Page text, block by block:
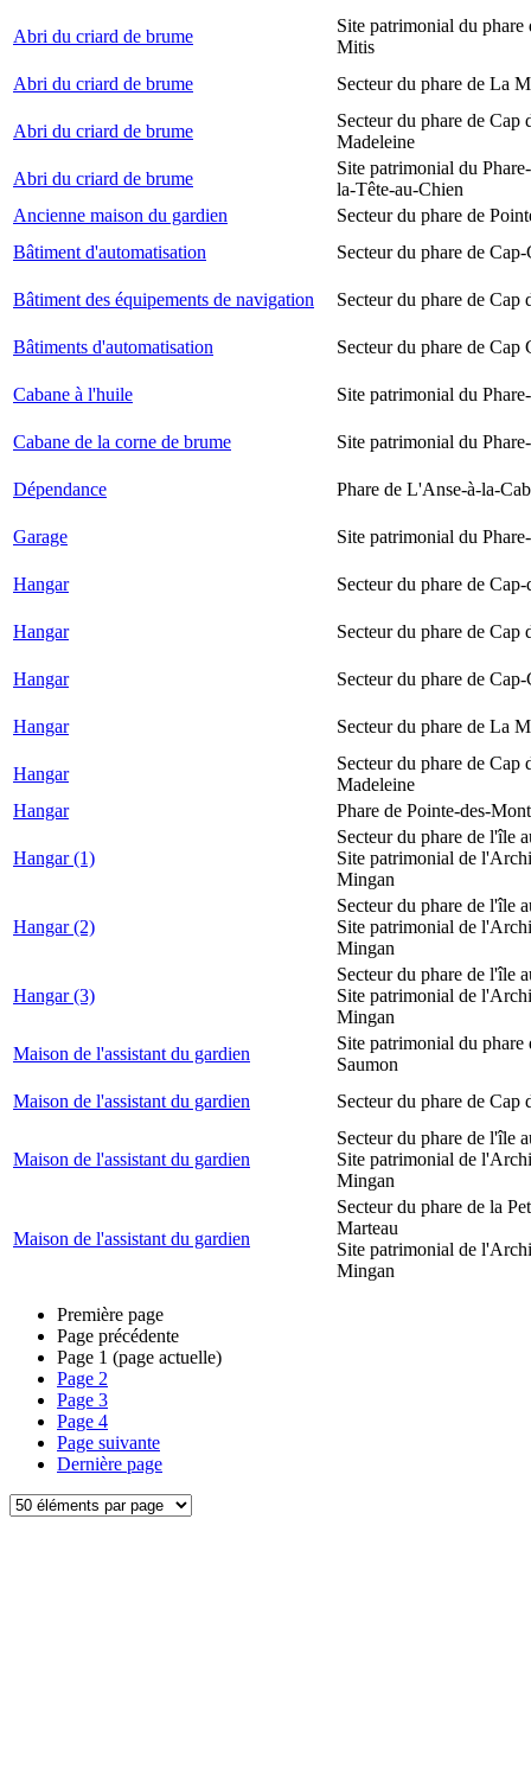
Abri du criard de brume
Site patrimonial du phare
Mitis
Abri du criard de brume
Secteur du phare de La
Abri du criard de brume
Secteur du phare de Cap
Madeleine
Abri du criard de brume
Site patrimonial du
la-Tête-au-Chien
Ancienne maison du gardien
Secteur du phare de
Bâtiment d'automatisation
Secteur du phare de Cap-
Bâtiment des équipements de navigation Secteur du phare de Cap
Bâtiments d'automatisation Secteur du phare de Cap
Cabane à l'huile Site patrimonial du
Cabane de la corne de brume Site patrimonial du
Dépendance Phare de L'Anse-à-la-
Garage Site patrimonial du
Hangar Secteur du phare de Cap-
Hangar Secteur du phare de Cap
Hangar Secteur du phare de Cap-
Hangar Secteur du phare de La
Hangar
Secteur du phare de Cap
Madeleine
Hangar
Phare de Pointe-des-
Hangar (1)
Secteur du phare de l'île
Site patrimonial de
Mingan
Hangar (2)
Secteur du phare de l'île
Site patrimonial de
Mingan
Hangar (3)
Secteur du phare de l'île
Site patrimonial de
Mingan
Maison de l'assistant du gardien
Site patrimonial du phare
Saumon
Maison de l'assistant du gardien
Secteur du phare de Cap
Maison de l'assistant du gardien
Secteur du phare de l'île
Site patrimonial de
Mingan
Maison de l'assistant du gardien
Secteur du phare de la
Marteau
Site patrimonial de
Mingan
Première page
Page précédente
Page 1 (page actuelle)
Page 2
Page 3
Page 4
Page suivante
Dernière page